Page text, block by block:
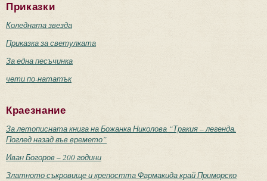
Приказки
Коледната звезда
Приказка за светулката
За една песъчинка
чети по-нататък
Краезнание
За летописната книга на Божанка Николова “Тракия – легенда.
Поглед назад във времето”
Иван Богоров – 200 години
Златното съкровище и крепостта Фармакида край Приморско